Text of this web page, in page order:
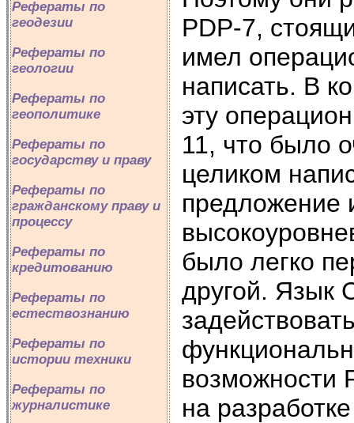
Рефераты по
геодезии
Рефераты по
геологии
Рефераты по
геополитике
Рефераты по
государству и праву
Рефераты по
гражданскому праву и
процессу
Рефераты по
кредитованию
Рефераты по
естествознанию
Рефераты по
истории техники
Рефераты по
журналистике
PDP-7,
имел
написать. В
эту
11, что было
целиком
предложение
было легко
другой. Язык
возможности
на